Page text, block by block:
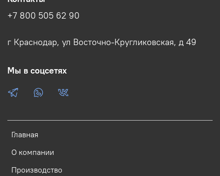
Главная
О компании
Производство
+7 800 505 62 90
г Краснодар, ул Восточно-Кругликовская, д 49
Мы в соцсетях